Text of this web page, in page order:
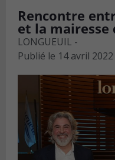
Rencontre
et la mairesse
LONGUEUIL -
Publié le 14 avril